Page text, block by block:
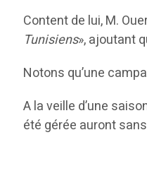
Content de lui, M.
Tunisiens», ajoutant
Notons qu’une
A la veille d’une
été gérée auront